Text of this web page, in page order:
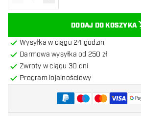
Zmniejsz ilośćZwiększ ilość
DODAJ DO KOSZYKA
Wysyłka w ciągu 24 godzin
Darmowa wysyłka od 250 zł
Zwroty w ciągu 30 dni
Program lojalnościowy